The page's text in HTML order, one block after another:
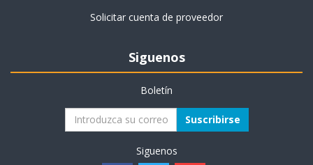
Solicitar cuenta de proveedor
Siguenos
Boletín
Suscribirse
Siguenos